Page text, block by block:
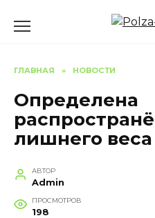
ГЛАВНАЯ » НОВОСТИ
Определена
лишнего веса
АВТОР
Admin
ПРОСМОТРОВ
198